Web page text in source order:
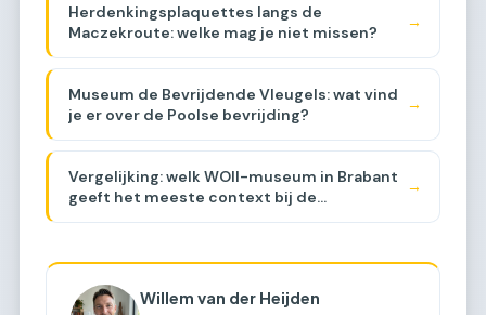
Herdenkingsplaquettes langs de
Maczekroute: welke mag je niet missen?
→
Museum de Bevrijdende Vleugels: wat vind
je er over de Poolse bevrijding?
→
Vergelijking: welk WOII-museum in Brabant
geeft het meeste context bij de
→
Willem van der Heijden